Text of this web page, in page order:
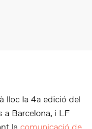
lloc la 4a edició del
a Barcelona, i LF